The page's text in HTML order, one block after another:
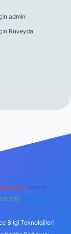
admin
Rüveyda
Teams:
0 726 Telegram:
Bilgi Teknolojileri